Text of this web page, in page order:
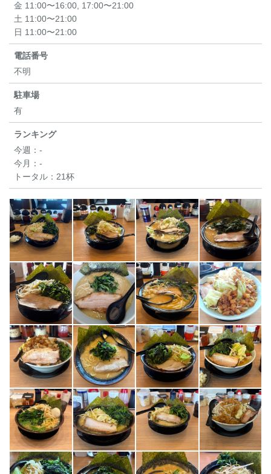
金 11:00〜16:00, 17:00〜21:00
土 11:00〜21:00
日 11:00〜21:00
電話番号
不明
駐車場
有
ランキング
今週： -
今月： -
トータル： 21杯